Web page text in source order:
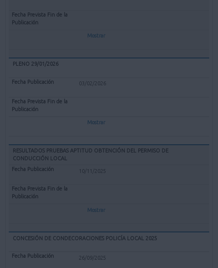
Mostrar
PLENO 29/01/2026
03/02/2026
Mostrar
RESULTADOS PRUEBAS APTITUD OBTENCIÓN DEL PERMISO DE
CONDUCCIÓN LOCAL
10/11/2025
Mostrar
CONCESIÓN DE CONDECORACIONES POLICÍA LOCAL 2025
26/09/2025